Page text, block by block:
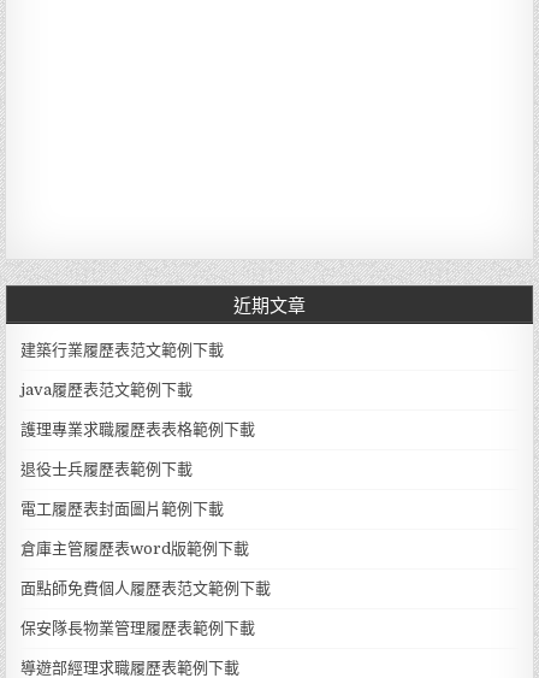
近期文章
建築行業履歷表范文範例下載
java履歷表范文範例下載
護理專業求職履歷表表格範例下載
退役士兵履歷表範例下載
電工履歷表封面圖片範例下載
倉庫主管履歷表word版範例下載
面點師免費個人履歷表范文範例下載
保安隊長物業管理履歷表範例下載
導遊部經理求職履歷表範例下載